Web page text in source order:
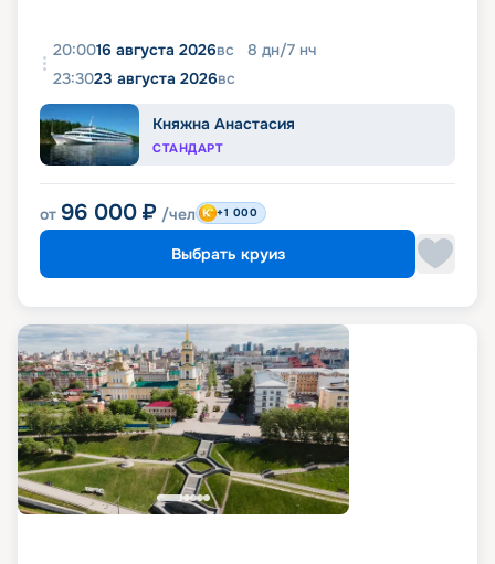
20:0016 августа 2026вс 8 дн/7 нч
23:3023 августа 2026вс
Княжна Анастасия
СТАНДАРТ
от 96 000 ₽ /чел +1 000
Выбрать круиз